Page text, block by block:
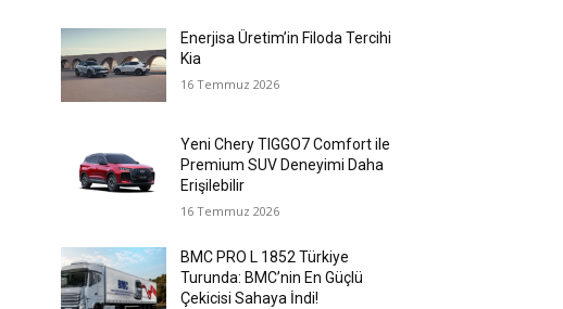
Enerjisa Üretim’in Filoda Tercihi
Kia
16 Temmuz 2026
Yeni Chery TIGGO7 Comfort ile
Premium SUV Deneyimi Daha
Erişilebilir
16 Temmuz 2026
BMC PRO L 1852 Türkiye
Turunda: BMC’nin En Güçlü
Çekicisi Sahaya İndi!